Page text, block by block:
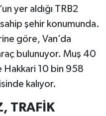
yer aldığı TRB2
şehir konumunda.
göre, Van’da
bulunuyor. Muş 40
Hakkari 10 bin 958
kalıyor.
TRAFİK